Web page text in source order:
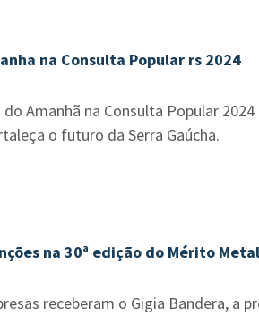
na Consulta Popular rs 2024
Amanhã na Consulta Popular
o futuro da Serra Gaúcha.
na 30ª edição do Mérito
receberam o Gigia Bandera, a